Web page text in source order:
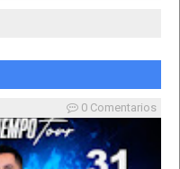
quinceañera en
has visto?
0 Comentarios